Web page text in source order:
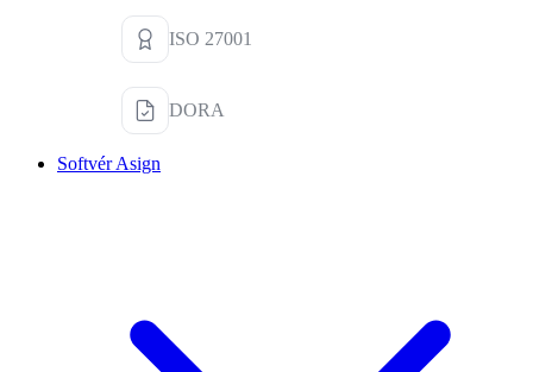
ISO 27001
DORA
Softvér Asign